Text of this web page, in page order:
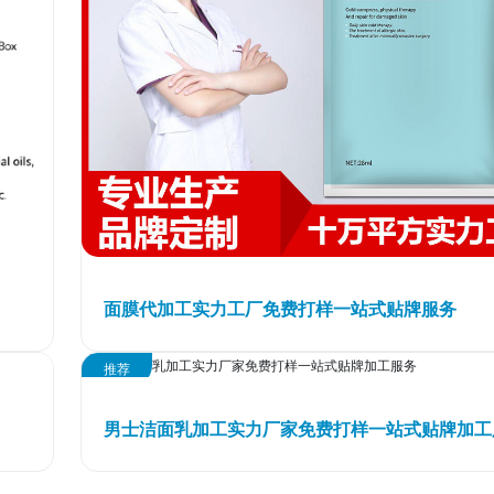
面膜代加工实力工厂免费打样一站式贴牌服务
推荐
男士洁面乳加工实力厂家免费打样一站式贴牌加